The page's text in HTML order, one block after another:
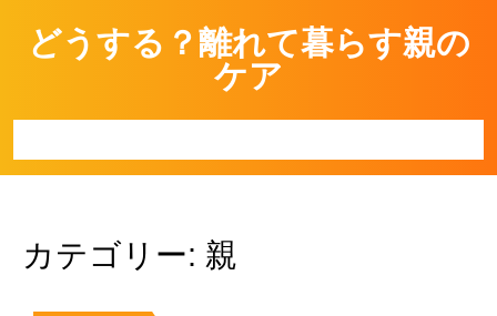
contentどうする？離れて暮らす親の
ケア
カテゴリー: 親